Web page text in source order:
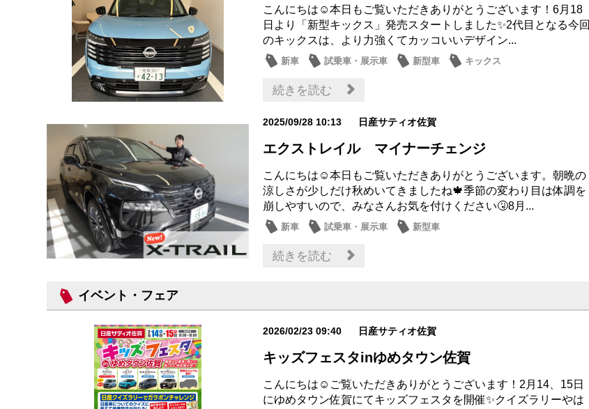
こんにちは☺本日もご覧いただきありがとうございます！6月18
日より「新型キックス」発売スタートしました✨2代目となる今回
のキックスは、より力強くてカッコいいデザイン...
新車 試乗車・展示車 新型車 キックス
続きを読む
2025/09/28 10:13 日産サティオ佐賀
エクストレイル マイナーチェンジ
こんにちは☺本日もご覧いただきありがとうございます。朝晩の
涼しさが少しだけ秋めいてきましたね🍁季節の変わり目は体調を
崩しやすいので、みなさんお気を付けください🤧8月...
新車 試乗車・展示車 新型車
続きを読む
イベント・フェア
2026/02/23 09:40 日産サティオ佐賀
キッズフェスタinゆめタウン佐賀
こんにちは☺ご覧いただきありがとうございます！2月14、15日
にゆめタウン佐賀にてキッズフェスタを開催✨クイズラリーやは